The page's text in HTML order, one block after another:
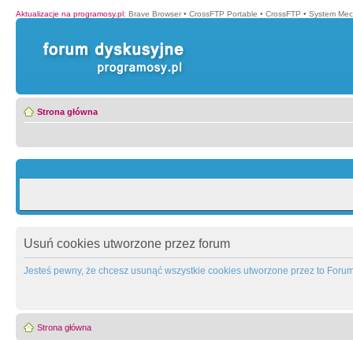
Aktualizacje na programosy.pl: Brave Browser • CrossFTP Portable • CrossFTP • System
Strona główna
Usuń cookies utworzone przez forum
Jesteś pewny, że chcesz usunąć wszystkie cookies utworzone przez to
Strona główna